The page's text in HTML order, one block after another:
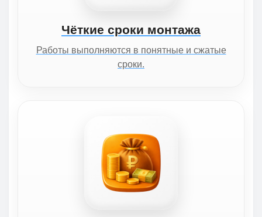
Чёткие сроки монтажа
Работы выполняются в понятные и сжатые
сроки.